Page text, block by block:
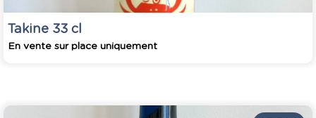
Takine 33 cl
En vente sur place uniquement